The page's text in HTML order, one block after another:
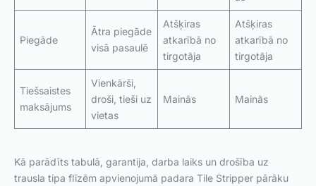
Piegāde
Ātra piegāde
visā pasaulē
Atšķiras
atkarībā no
tirgotāja
Atšķiras
atkarībā no
tirgotāja
Tiešsaistes
maksājums
Vienkārši,
droši, tieši uz
vietas
Mainās Mainās
Kā parādīts tabulā, garantija, darba laiks un drošība uz
trausla tipa flīzēm apvienojumā padara Tile Stripper pārāku